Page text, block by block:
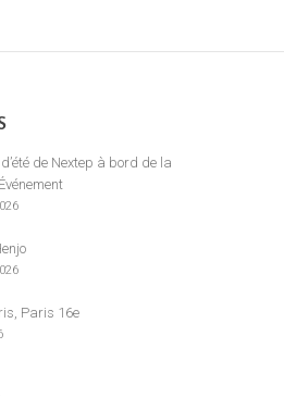
de Nextep à bord de la
Paris 16e